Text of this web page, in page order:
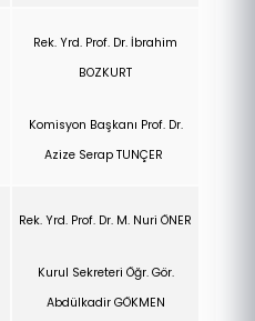
Rek. Yrd. Prof. Dr. İbrahim
BOZKURT
Komisyon Başkanı Prof. Dr.
Azize Serap TUNÇER
Rek. Yrd. Prof. Dr. M. Nuri ÖNER
Kurul Sekreteri Öğr. Gör.
Abdülkadir GÖKMEN